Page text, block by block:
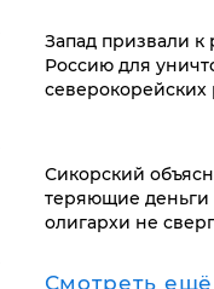
Запад призвали к
Россию для
северокорейских
Сикорский
теряющие деньги
олигархи не
Смотреть ещё